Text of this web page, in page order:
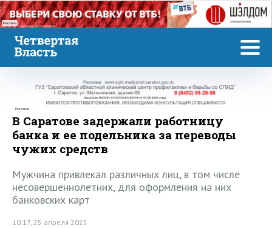
Реклама
Реклама
В Саратове задержали работницу
банка и ее подельника за переводы
чужих средств
Мужчина привлекал различных лиц, в том числе
несовершеннолетних, для оформления на них
банковских карт
10:17, 25 апреля 2025